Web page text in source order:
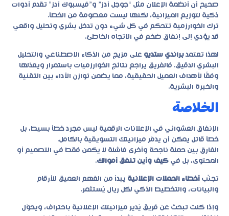
صحيح أن أنظمة الإعلان مثل “جوجل آدز” و”فيسبوك آدز” تقدم أدوات
ذكية لتوزيع الميزانية، لكنها ليست معصومة من الخطأ.
ترك الخوارزمية تتحكم في كل شيء دون تدخل بشري وتحليل واقعي
قد يؤدي إلى إنفاق ضخم في الاتجاه الخاطئ.
لهذا تعتمد براندي ستديو على مزيج من الذكاء الاصطناعي والتحليل
البشري الدقيق. فالفريق يراجع نتائج الخوارزميات باستمرار ويعدّلها
وفقًا لأهداف العميل الحقيقية، مما يضمن توازن الأداء بين التقنية
والخبرة البشرية.
الخلاصة
الإنفاق العشوائي في الإعلانات الرقمية ليس مجرد خطأ بسيط، بل
خطأ قاتل يمكن أن يدمّر ميزانيتك التسويقية بالكامل.
الفارق بين حملة ناجحة وأخرى فاشلة لا يكمن فقط في التصميم أو
المحتوى، بل في كيف وأين تنفق أموالك.
تجنّب أخطاء الحملات الإعلانية يبدأ من الفهم العميق للأرقام
والبيانات، والتخطيط الذكي لكل ريال يُستثمر.
وإذا كنت تبحث عن فريق يُدير ميزانيتك الإعلانية باحتراف، ويحوّل